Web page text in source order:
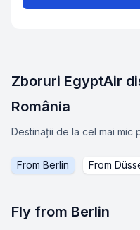
Zboruri EgyptAir
România
Destinații de la cel mai mic
From Berlin From
Fly from Berlin